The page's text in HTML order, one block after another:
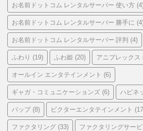
お名前ドットコム レンタルサーバー 使い方
お名前ドットコム レンタルサーバー 勝手に
お名前ドットコム レンタルサーバー 評判 (4)
ふわり (19) ふわ姫 (20) アニプレックス
オールイン エンタテインメント (6)
ギャガ・コミュニケーションズ (6) ハピネ
バップ(8) ビクターエンタテインメント
ファクタリング (33) ファクタリングサービ